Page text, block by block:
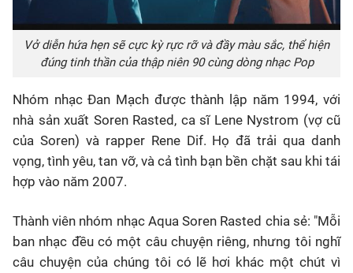
Vở diễn hứa hẹn sẽ cực kỳ rực rỡ và đầy màu sắc, thể hiện
đúng tinh thần của thập niên 90 cùng dòng nhạc Pop
Nhóm nhạc Đan Mạch được thành lập năm 1994, với
nhà sản xuất Soren Rasted, ca sĩ Lene Nystrom (vợ cũ
của Soren) và rapper Rene Dif. Họ đã trải qua danh
vọng, tình yêu, tan vỡ, và cả tình bạn bền chặt sau khi tái
hợp vào năm 2007.
Thành viên nhóm nhạc Aqua Soren Rasted chia sẻ: "Mỗi
ban nhạc đều có một câu chuyện riêng, nhưng tôi nghĩ
câu chuyện của chúng tôi có lẽ hơi khác một chút vì